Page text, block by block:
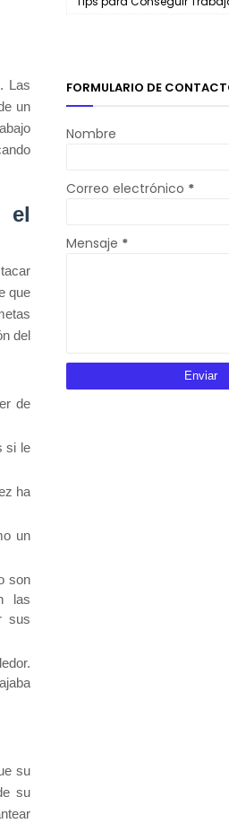
Las
un
el
que
del
de
si le
ha
un
son
las
sus
su
su
FORMULARIO DE
Nombre
Correo electrónico *
Mensaje *